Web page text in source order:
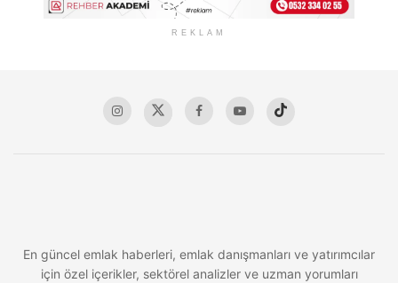
REKLAM
En güncel emlak haberleri, emlak danışmanları ve yatırımcılar
için özel içerikler, sektörel analizler ve uzman yorumları